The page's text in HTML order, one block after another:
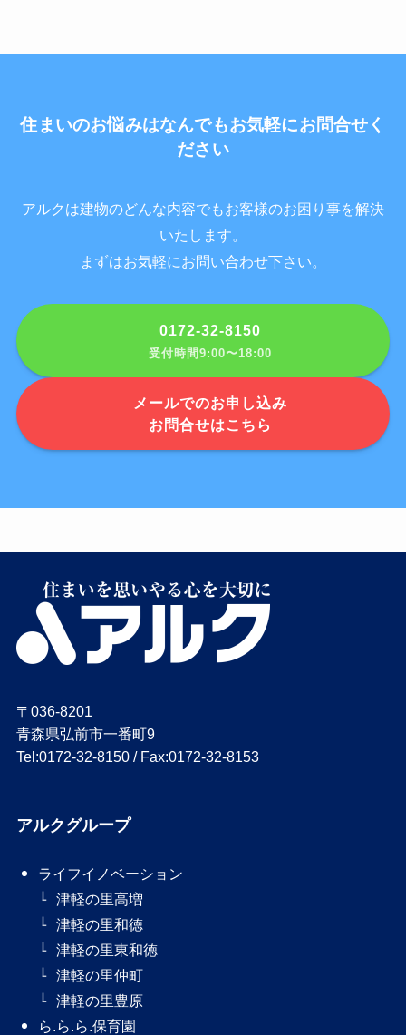
住まいのお悩みはなんでもお気軽にお問合せく
ださい
アルクは建物のどんな内容でもお客様のお困り事を解決
いたします。
まずはお気軽にお問い合わせ下さい。
0172-32-8150
受付時間9:00〜18:00
メールでのお申し込み
お問合せはこちら
〒036-8201
青森県弘前市一番町9
Tel:0172-32-8150 / Fax:0172-32-8153
アルクグループ
ライフイノベーション
津軽の里高増
津軽の里和徳
津軽の里東和徳
津軽の里仲町
津軽の里豊原
ら.ら.ら.保育園